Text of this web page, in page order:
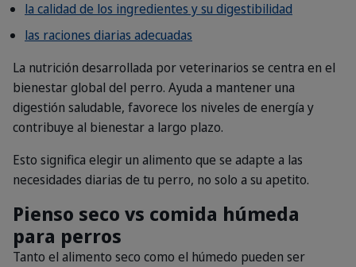
la calidad de los ingredientes y su digestibilidad
las raciones diarias adecuadas
La nutrición desarrollada por veterinarios se centra en el
bienestar global del perro. Ayuda a mantener una
digestión saludable, favorece los niveles de energía y
contribuye al bienestar a largo plazo.
Esto significa elegir un alimento que se adapte a las
necesidades diarias de tu perro, no solo a su apetito.
Pienso seco vs comida húmeda
para perros
Tanto el alimento seco como el húmedo pueden ser